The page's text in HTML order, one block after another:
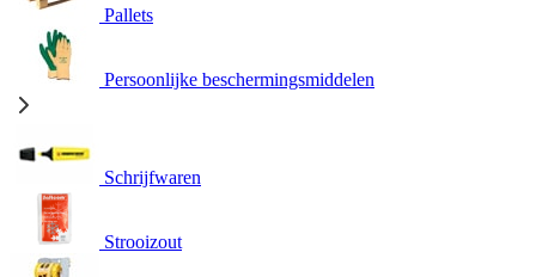
Pallets
Persoonlijke beschermingsmiddelen
Schrijfwaren
Strooizout